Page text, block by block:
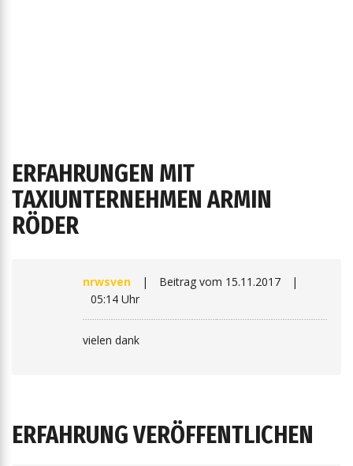
ERFAHRUNGEN MIT
TAXIUNTERNEHMEN ARMIN
RÖDER
nrwsven | Beitrag vom 15.11.2017
|
05:14 Uhr
vielen dank
ERFAHRUNG VERÖFFENTLICHEN